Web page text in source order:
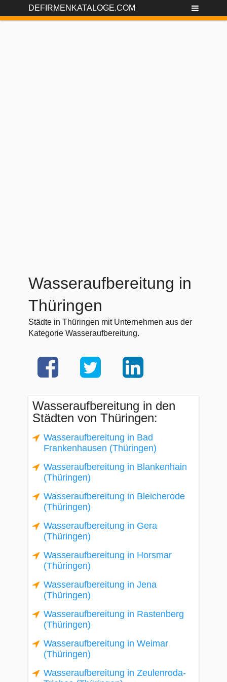
DEFIRMENKATALOGE.COM
Wasseraufbereitung in
Thüringen
Städte in Thüringen mit Unternehmen aus der
Kategorie Wasseraufbereitung.
Wasseraufbereitung in den
Städten von Thüringen:
Wasseraufbereitung in Bad
Frankenhausen (Thüringen)
Wasseraufbereitung in Blankenhain
(Thüringen)
Wasseraufbereitung in Bleicherode
(Thüringen)
Wasseraufbereitung in Gera
(Thüringen)
Wasseraufbereitung in Horsmar
(Thüringen)
Wasseraufbereitung in Jena
(Thüringen)
Wasseraufbereitung in Rastenberg
(Thüringen)
Wasseraufbereitung in Weimar
(Thüringen)
Wasseraufbereitung in Zeulenroda-